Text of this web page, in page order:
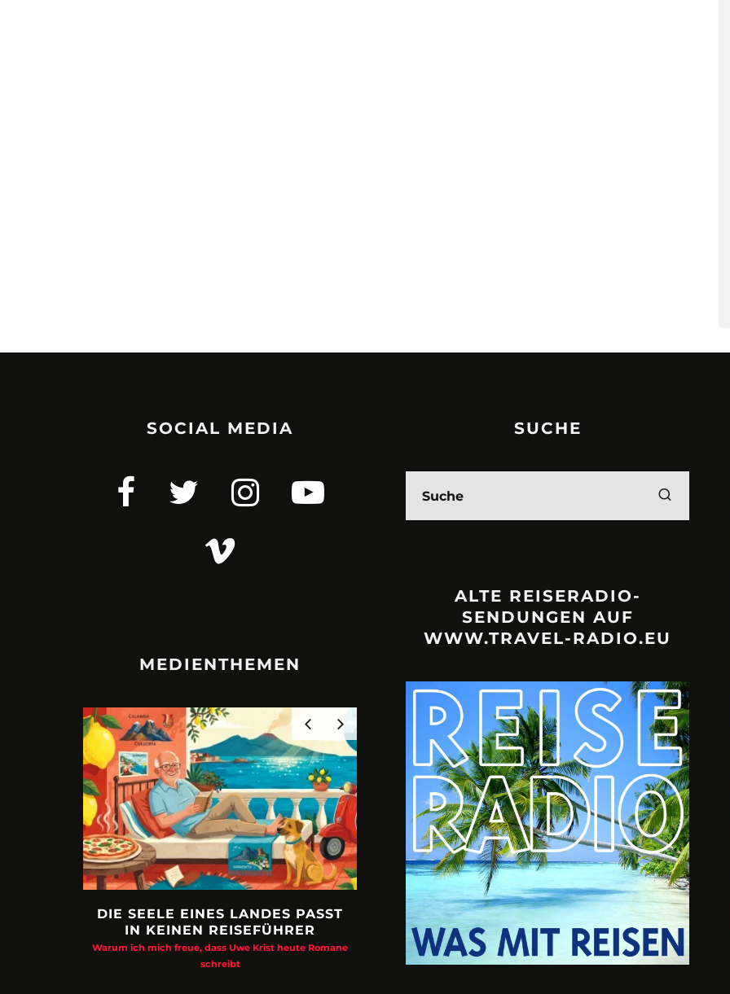
SOCIAL MEDIA
MEDIENTHEMEN
DIE SEELE EINES LANDES PASST
IN KEINEN REISEFÜHRER
Warum ich mich freue, dass Uwe Krist heute Romane
schreibt
URLAUBSFRUST – IST REISEN
KAPUTT?
Philipp Laage „Travel is broken“ - Wege aus der
Urlaubsfalle
A3M –
Mit Krisen-
SUCHE
ALTE REISERADIO-
SENDUNGEN AUF
WWW.TRAVEL-RADIO.EU